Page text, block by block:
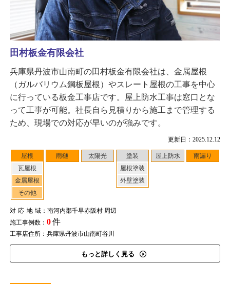
更新日：2025.12.12
屋根
瓦屋根
金属屋根
その他
雨樋 太陽光
塗装
屋根塗装
外壁塗装
屋上防水 雨漏り
対応地域：南河内郡千早赤阪村 周辺
施工事例数： 0件
工事店住所：兵庫県丹波市山南町谷川
もっと詳しく見る
田村板金有限会社
兵庫県丹波市山南町の田村板金有限会社は、金属屋根
（ガルバリウム鋼板屋根）やスレート屋根の工事を中心
に行っている板金工事店です。屋上防水工事は窓口とな
って工事が可能。社長自ら見積りから施工まで管理する
ため、現場での対応が早いのが強みです。